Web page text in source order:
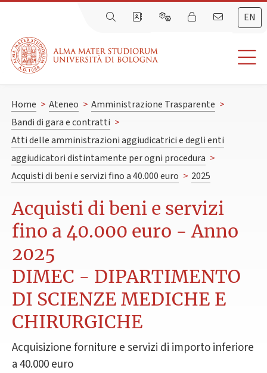
EN
Home > Ateneo > Amministrazione Trasparente >
Bandi di gara e contratti >
Atti delle amministrazioni aggiudicatrici e degli enti
aggiudicatori distintamente per ogni procedura >
Acquisti di beni e servizi fino a 40.000 euro > 2025
Acquisti di beni e servizi
fino a 40.000 euro - Anno
2025
DIMEC - DIPARTIMENTO
DI SCIENZE MEDICHE E
CHIRURGICHE
Acquisizione forniture e servizi di importo inferiore
a 40.000 euro